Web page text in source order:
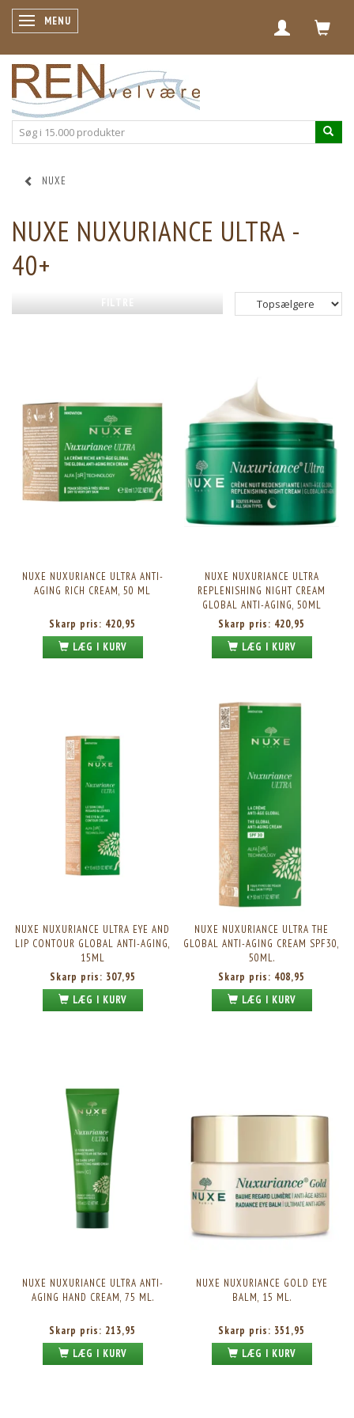
SKIFTE NAVIGATION
MENU
NUXE
NUXE NUXURIANCE ULTRA -
40+
FILTRE
NUXE NUXURIANCE ULTRA ANTI-
AGING RICH CREAM, 50 ML
Skarp pris: 420,95
LÆG I KURV
NUXE NUXURIANCE ULTRA
REPLENISHING NIGHT CREAM
GLOBAL ANTI-AGING, 50ML
Skarp pris: 420,95
LÆG I KURV
NUXE NUXURIANCE ULTRA EYE AND
LIP CONTOUR GLOBAL ANTI-AGING,
15ML
Skarp pris: 307,95
LÆG I KURV
NUXE NUXURIANCE ULTRA THE
GLOBAL ANTI-AGING CREAM SPF30,
50ML.
Skarp pris: 408,95
LÆG I KURV
NUXE NUXURIANCE ULTRA ANTI-
AGING HAND CREAM, 75 ML.
Skarp pris: 213,95
LÆG I KURV
NUXE NUXURIANCE GOLD EYE
BALM, 15 ML.
Skarp pris: 351,95
LÆG I KURV